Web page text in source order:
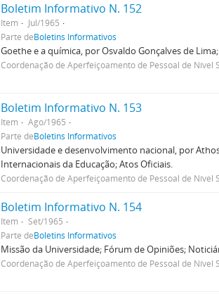
Boletim Informativo N. 152
Item
Jul/1965
Parte deBoletins Informativos
Goethe e a química, por Osvaldo Gonçalves de
Coordenação de Aperfeiçoamento de Pessoal de Nível
Boletim Informativo N. 153
Item
Ago/1965
Parte deBoletins Informativos
Universidade e desenvolvimento nacional, por
Internacionais da Educação; Atos Oficiais.
Coordenação de Aperfeiçoamento de Pessoal de Nível
Boletim Informativo N. 154
Item
Set/1965
Parte deBoletins Informativos
Missão da Universidade; Fórum de Opiniões;
Coordenação de Aperfeiçoamento de Pessoal de Nível